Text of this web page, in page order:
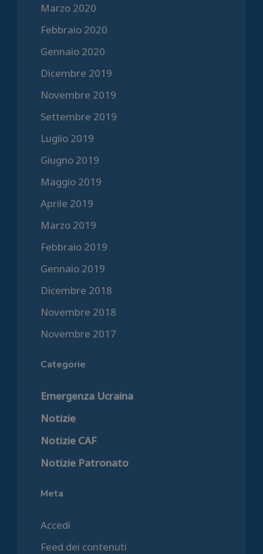
Marzo 2020
Febbraio 2020
Gennaio 2020
Dicembre 2019
Novembre 2019
Settembre 2019
Luglio 2019
Giugno 2019
Maggio 2019
Aprile 2019
Marzo 2019
Febbraio 2019
Gennaio 2019
Dicembre 2018
Novembre 2018
Novembre 2017
Categorie
Emergenza Ucraina
Notizie
Notizie CAF
Notizie Patronato
Meta
Accedi
Feed dei contenuti